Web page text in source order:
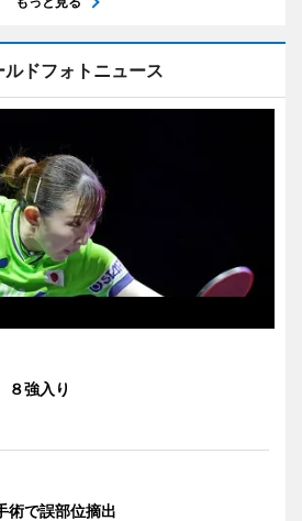
ルドフォトニュース
８強入り
術で誤部位摘出